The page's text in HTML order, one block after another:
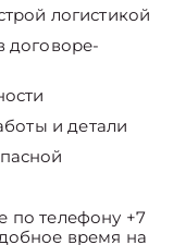
логистикой
договоре-
и детали
по телефону +7
время на